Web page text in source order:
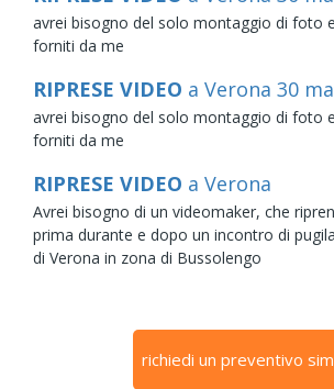
avrei bisogno del solo montaggio di foto
forniti da me
RIPRESE VIDEO a Verona 30
avrei bisogno del solo montaggio di foto
forniti da me
RIPRESE VIDEO a Verona
Avrei bisogno di un videomaker, che
prima durante e dopo un incontro di
di Verona in zona di Bussolengo
richiedi un preventivo